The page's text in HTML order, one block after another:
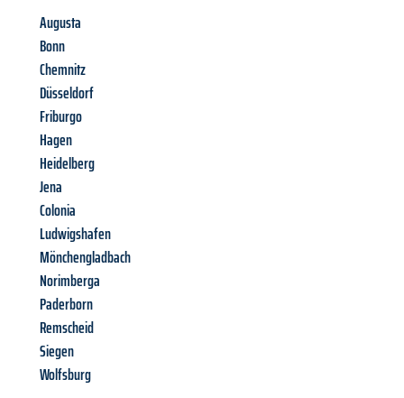
Augusta
Bonn
Chemnitz
Düsseldorf
Friburgo
Hagen
Heidelberg
Jena
Colonia
Ludwigshafen
Mönchengladbach
Norimberga
Paderborn
Remscheid
Siegen
Wolfsburg